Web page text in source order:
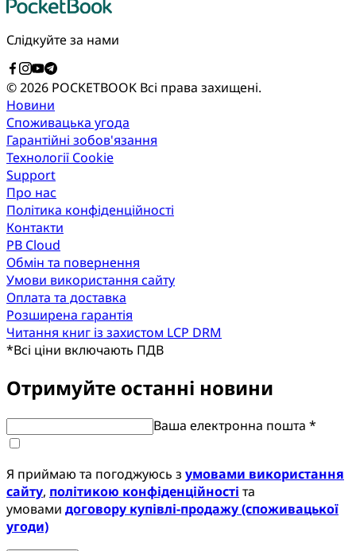
Слідкуйте за нами
© 2026 POCKETBOOK Всі права захищені.
Новини
Споживацька угода
Гарантійні зобов'язання
Технології Cookie
Support
Про нас
Політика конфіденційності
Контакти
PB Cloud
Обмін та повернення
Умови використання сайту
Оплата та доставка
Розширена гарантія
Читання книг із захистом LCP DRM
*Всі ціни включають ПДВ
Отримуйте останні новини
Ваша електронна пошта *
Я приймаю та погоджуюсь з умовами використання
сайту, політикою конфіденційності та
умовами договору купівлі-продажу (споживацької
угоди)